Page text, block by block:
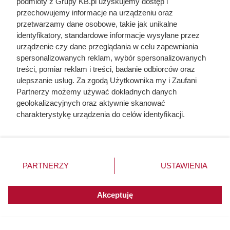
Kapsułki Delta 4+4 gratis
Wszystkie kawy rozpuszczalne
Cafe D’Or
Drugi 50% taniej
Wszystkie worki na śmieci
przechowujemy informacje na urządzeniu oraz
przetwarzamy dane osobowe, takie jak unikalne
identyfikatory, standardowe informacje wysyłane przez
urządzenie czy dane przeglądania w celu zapewniania
spersonalizowanych reklam, wybór spersonalizowanych
treści, pomiar reklam i treści, badanie odbiorców oraz
ulepszanie usług. Za zgodą Użytkownika my i Zaufani
Partnerzy możemy używać dokładnych danych
geolokalizacyjnych oraz aktywnie skanować
charakterystykę urządzenia do celów identyfikacji.
zmienić/wycofać klikając przycisk ustawień prywatności
znajdujący się w lewym dolnym rogu strony. Niektóre
użytkownika, ale masz prawo sprzeciwić się takiemu
przetwarzaniu. Preferencje będą miały zastosowania do
PARTNERZY USTAWIENIA
Akceptuję